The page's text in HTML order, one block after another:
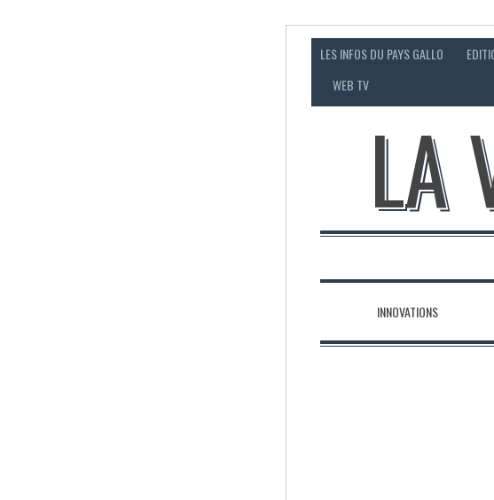
LES INFOS DU PAYS GALLO
WEB TV
LA
INNOVATIONS